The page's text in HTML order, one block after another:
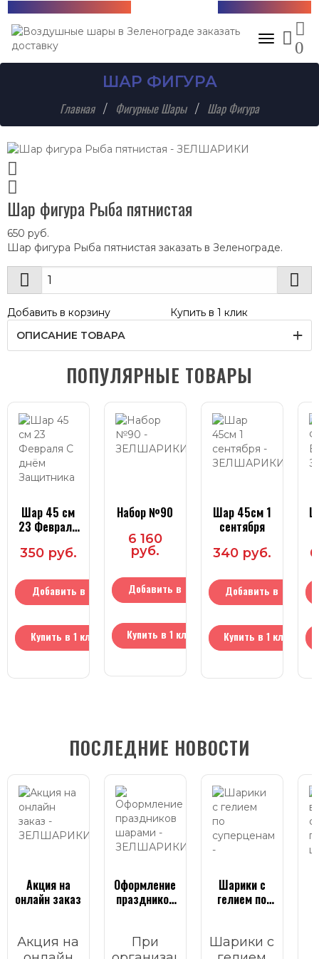
Toggle
0
ШАР ФИГУРА
Главная Фигурные Шары Шар Фигура
Шар фигура Рыба пятнистая
650 руб.
Шар фигура Рыба пятнистая заказать в Зеленограде.
Добавить в корзину
Купить в 1 клик
ОПИСАНИЕ ТОВАРА
ПОПУЛЯРНЫЕ ТОВАРЫ
Шар 45 см
23 Февраля
Защитника
350 руб.
Добавить в
Купить в 1 клик
Набор №90
6 160
руб.
Добавить в
Купить в 1 клик
Шар 45см 1
сентября
340 руб.
Добавить в
Купить в 1 клик
ПОСЛЕДНИЕ НОВОСТИ
Акция на
онлайн заказ
Акция на
Оформление
праздников
При
Шарики с
гелием по
Шарики с